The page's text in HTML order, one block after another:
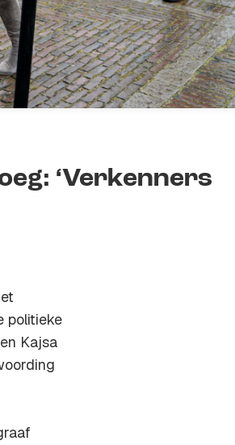
‘Verkenners
politieke
Kajsa